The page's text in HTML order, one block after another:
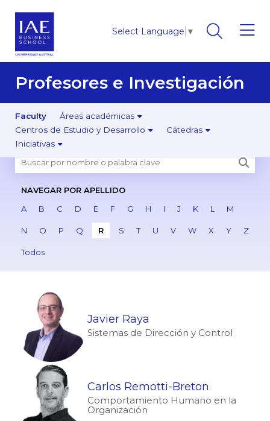
Select Language ▼
Profesores e Investigación
Faculty
Áreas académicas
Centros de Estudio y Desarrollo
Cátedras
Iniciativas
NAVEGAR POR APELLIDO
A
B C D E F G H I J K L M
N O P Q R S T U V W X Y Z
Todos
Javier Raya
Sistemas de Dirección y Control
Carlos Remotti-Breton
Comportamiento Humano en la
Organización